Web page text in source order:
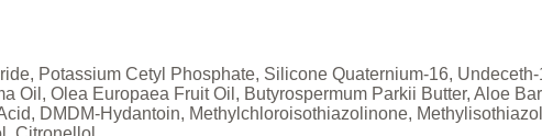
Potassium Cetyl Phosphate, Silicone Quaternium-16,
Oil, Olea Europaea Fruit Oil, Butyrospermum Parkii Butter, Aloe
DMDM-Hydantoin, Methylchloroisothiazolinone,